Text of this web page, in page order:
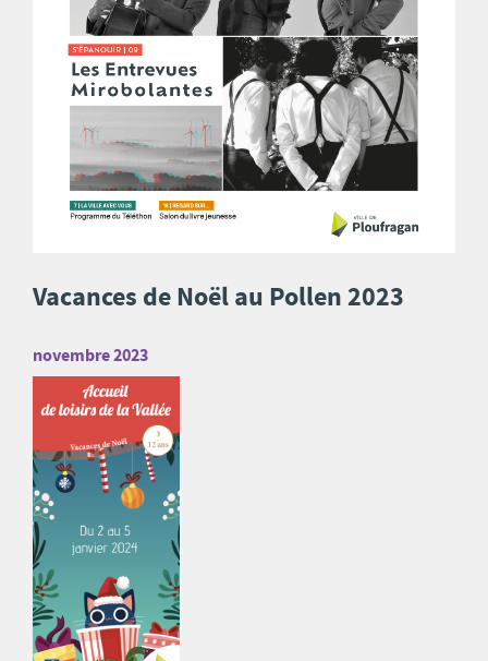
Vacances de Noël au Pollen 2023
novembre 2023